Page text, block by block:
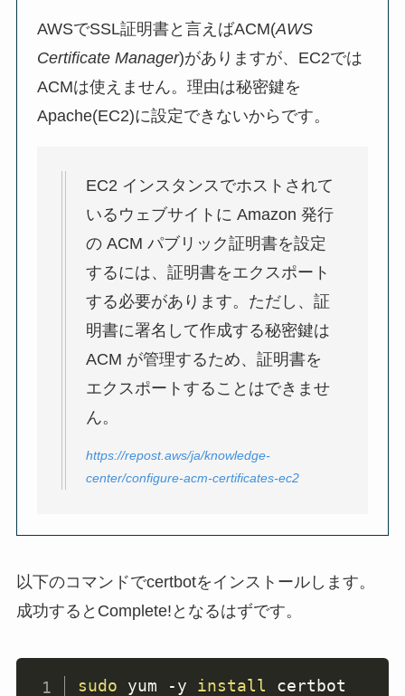
AWSでSSL証明書と言えばACM(AWS
Certificate Manager)がありますが、EC2では
ACMは使えません。理由は秘密鍵を
Apache(EC2)に設定できないからです。
EC2 インスタンスでホストされて
いるウェブサイトに Amazon 発行
の ACM パブリック証明書を設定
するには、証明書をエクスポート
する必要があります。ただし、証
明書に署名して作成する秘密鍵は
ACM が管理するため、証明書を
エクスポートすることはできませ
ん。
https://repost.aws/ja/knowledge-
center/configure-acm-certificates-ec2
以下のコマンドでcertbotをインストールします。
成功するとComplete!となるはずです。
sudo yum -y install certbot